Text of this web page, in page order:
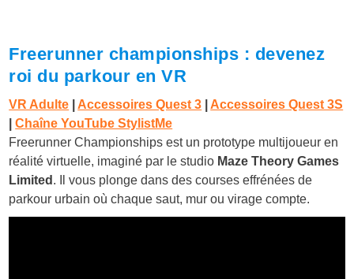
Freerunner championships : devenez
roi du parkour en VR
VR Adulte Accessoires Quest 3
Accessoires Quest 3S
|Chaîne YouTube StylistMe
Freerunner Championships est un prototype multijoueur en
réalité virtuelle, imaginé par le studio Maze Theory Games
Limited . Il vous plonge dans des courses effrénées de
parkour urbain où chaque saut, mur ou virage compte.